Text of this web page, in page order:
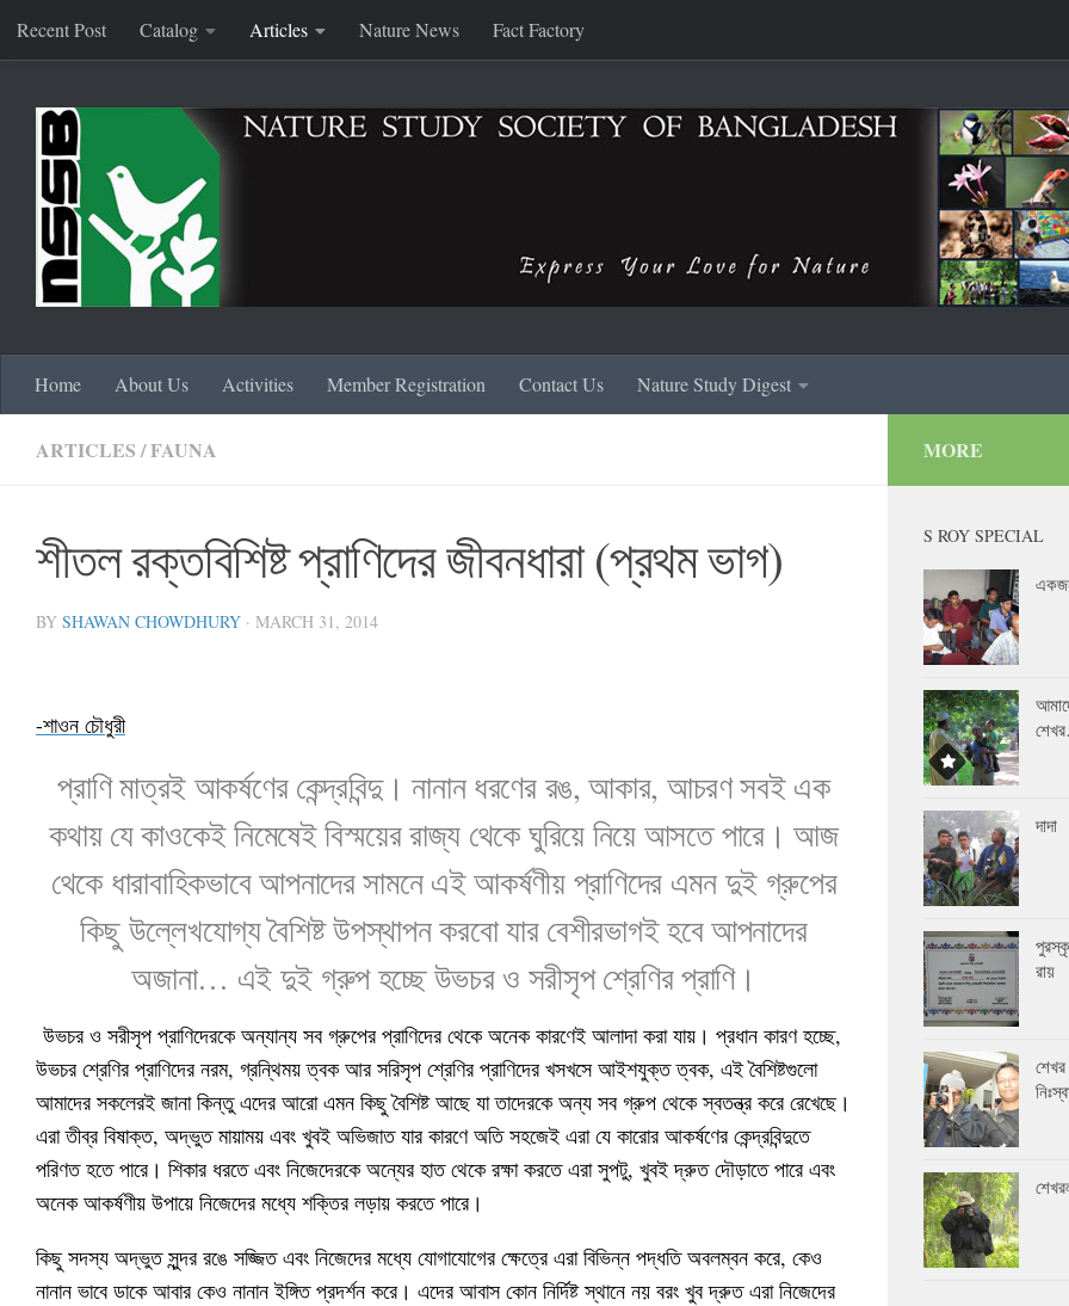
Skip to content
Recent Post Catalog Articles Nature News Fact Factory
Home About Us Activities Member Registration Contact Us Nature Study Digest
ARTICLES /FAUNA
শীতল রক্তবিশিষ্ট প্রাণিদের জীবনধারা (প্রথম ভাগ)
BY SHAWAN CHOWDHURY · MARCH 31, 2014
-শাওন চৌধুরী
প্রাণি মাত্রই আকর্ষণের কেন্দ্রবিন্দু। নানান ধরণের রঙ, আকার, আচরণ সবই এক
কথায় যে কাওকেই নিমেষেই বিস্ময়ের রাজ্য থেকে ঘুরিয়ে নিয়ে আসতে পারে। আজ
থেকে ধারাবাহিকভাবে আপনাদের সামনে এই আকর্ষণীয় প্রাণিদের এমন দুই গ্রুপের
কিছু উল্লেখযোগ্য বৈশিষ্ট উপস্থাপন করবো যার বেশীরভাগই হবে আপনাদের
অজানা… এই দুই গ্রুপ হচ্ছে উভচর ও সরীসৃপ শ্রেণির প্রাণি।
উভচর ও সরীসৃপ প্রাণিদেরকে অন্যান্য সব গ্রুপের প্রাণিদের থেকে অনেক কারণেই আলাদা করা যায়। প্রধান কারণ হচ্ছে,
উভচর শ্রেণির প্রাণিদের নরম, গ্রন্থিময় ত্বক আর সরিসৃপ শ্রেণির প্রাণিদের খসখসে আইশযুক্ত ত্বক, এই বৈশিষ্টগুলো
আমাদের সকলেরই জানা কিন্তু এদের আরো এমন কিছু বৈশিষ্ট আছে যা তাদেরকে অন্য সব গ্রুপ থেকে স্বতন্ত্র করে রেখেছে।
এরা তীব্র বিষাক্ত, অদ্ভুত মায়াময় এবং খুবই অভিজাত যার কারণে অতি সহজেই এরা যে কারোর আকর্ষণের কেন্দ্রবিন্দুতে
পরিণত হতে পারে। শিকার ধরতে এবং নিজেদেরকে অন্যের হাত থেকে রক্ষা করতে এরা সুপটু, খুবই দ্রুত দৌড়াতে পারে এবং
অনেক আকর্ষণীয় উপায়ে নিজেদের মধ্যে শক্তির লড়ায় করতে পারে।
কিছু সদস্য অদ্ভুত সুন্দর রঙে সজ্জিত এবং নিজেদের মধ্যে যোগাযোগের ক্ষেত্রে এরা বিভিন্ন পদ্ধতি অবলম্বন করে, কেও
নানান ভাবে ডাকে আবার কেও নানান ইঙ্গিত প্রদর্শন করে। এদের আবাস কোন নির্দিষ্ট স্থানে নয় বরং খুব দ্রুত এরা নিজেদের
MORE
S ROY SPECIAL
দাদা
রায়